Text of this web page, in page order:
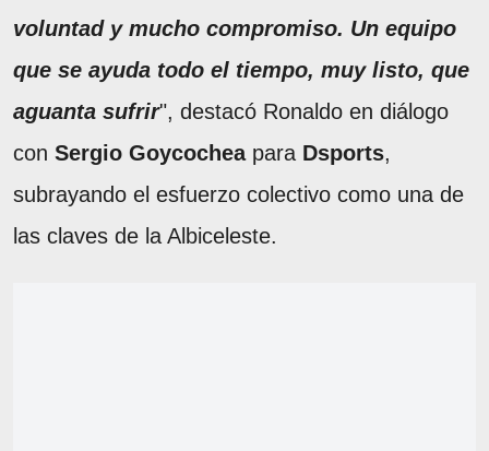
voluntad y mucho compromiso. Un equipo
que se ayuda todo el tiempo, muy listo, que
aguanta sufrir", destacó Ronaldo en diálogo
con Sergio Goycochea para Dsports,
subrayando el esfuerzo colectivo como una de
las claves de la Albiceleste.